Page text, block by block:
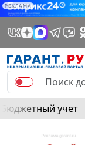
РЕКЛАМА
Бюджетный учет